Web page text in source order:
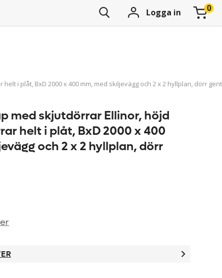
Logga in
i plåt, BxD 2000 x 400 mm, med skiljevägg och 2 x 2 hyllplan, dörr
med skjutdörrar Ellinor, höjd
helt i plåt, BxD 2000 x 400
och 2 x 2 hyllplan, dörr